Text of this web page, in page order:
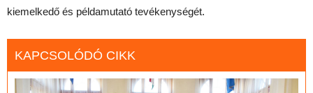
kiemelkedő és példamutató tevékenységét.
KAPCSOLÓDÓ CIKK